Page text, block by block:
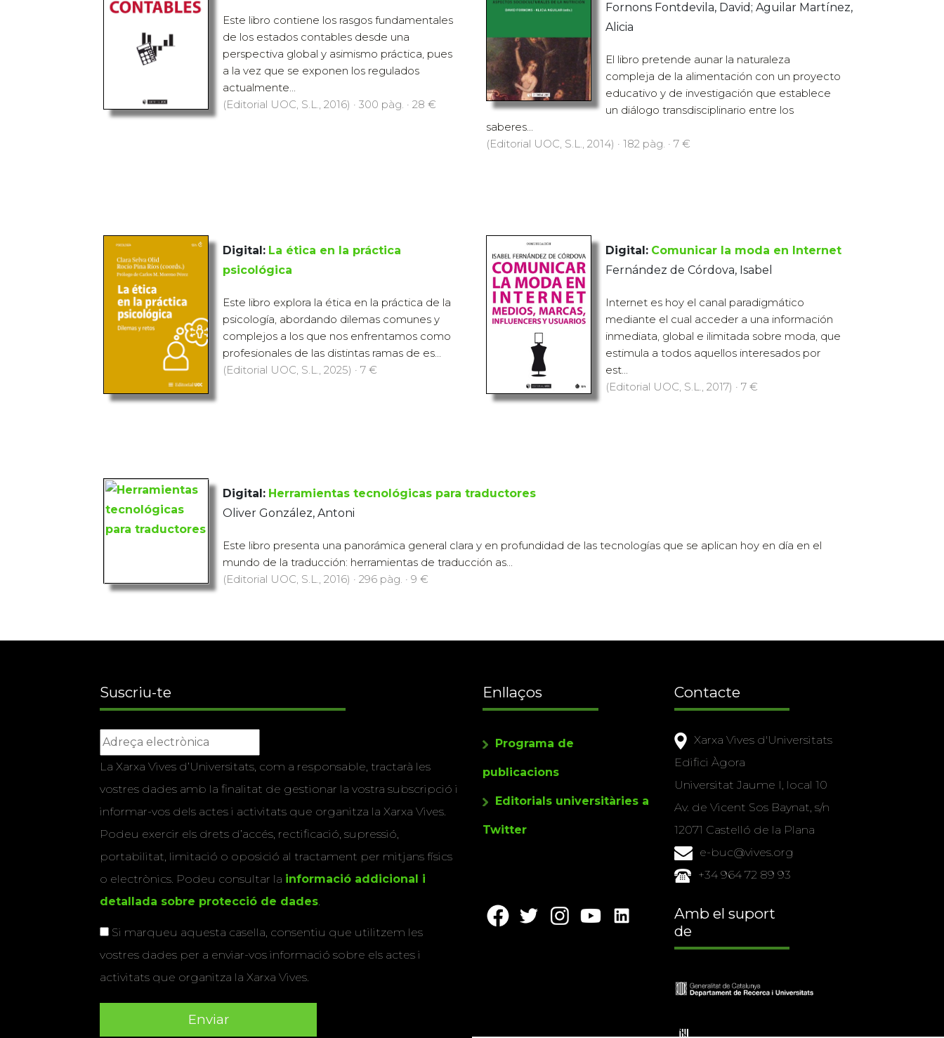
Este libro contiene los rasgos fundamentales
de los estados contables desde una
perspectiva global y asimismo práctica, pues
a la vez que se exponen los regulados
actualmente...
(Editorial UOC, S.L., 2016) · 300 pàg. · 28 €
Fornons Fontdevila, David; Aguilar Martínez,
Alicia
El libro pretende aunar la naturaleza
compleja de la alimentación con un proyecto
educativo y de investigación que establece
un diálogo transdisciplinario entre los
saberes...
(Editorial UOC, S.L., 2014) · 182 pàg. · 7 €
Digital: La ética en la práctica
psicológica
Este libro explora la ética en la práctica de la
psicología, abordando dilemas comunes y
complejos a los que nos enfrentamos como
profesionales de las distintas ramas de es...
(Editorial UOC, S.L., 2025) · 7 €
Digital: Comunicar la moda en Internet
Fernández de Córdova, Isabel
Internet es hoy el canal paradigmático
mediante el cual acceder a una información
inmediata, global e ilimitada sobre moda, que
estimula a todos aquellos interesados por
est...
(Editorial UOC, S.L., 2017) · 7 €
Digital: Herramientas tecnológicas para traductores
Oliver González, Antoni
Este libro presenta una panorámica general clara y en profundidad de las tecnologías que se aplican hoy en día en el
mundo de la traducción: herramientas de traducción as...
(Editorial UOC, S.L., 2016) · 296 pàg. · 9 €
Suscriu-te
La Xarxa Vives d’Universitats, com a responsable, tractarà les
vostres dades amb la finalitat de gestionar la vostra subscripció i
informar-vos dels actes i activitats que organitza la Xarxa Vives.
Podeu exercir els drets d’accés, rectificació, supressió,
portabilitat, limitació o oposició al tractament per mitjans físics
o electrònics. Podeu consultar la informació addicional i
detallada sobre protecció de dades.
Si marqueu aquesta casella, consentiu que utilitzem les
vostres dades per a enviar-vos informació sobre els actes i
activitats que organitza la Xarxa Vives.
Enllaços
Programa de
publicacions
Editorials universitàries a
Twitter
Contacte
Xarxa Vives d'Universitats
Edifici Àgora
Universitat Jaume I, local 10
Av. de Vicent Sos Baynat, s/n
12071 Castelló de la Plana
e-buc@vives.org
+34 964 72 89 93
Amb el suport
de